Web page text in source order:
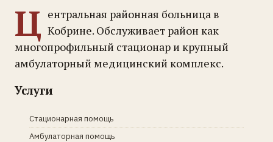
Ц ентральная районная больница в
Кобрине. Обслуживает район как
многопрофильный стационар и крупный
амбулаторный медицинский комплекс.
Услуги
Стационарная помощь
Амбулаторная помощь